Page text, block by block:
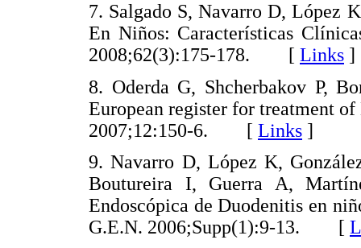
7. Salgado S, Navarro D, López
En Niños: Características
2008;62(3):175-178. [ Links ]
8. Oderda G, Shcherbakov P,
European register for treatment
2007;12:150-6. [ Links ]
9. Navarro D, López K,
Boutureira I, Guerra A,
Endoscópica de Duodenitis en
G.E.N. 2006;Supp(1):9-13. [